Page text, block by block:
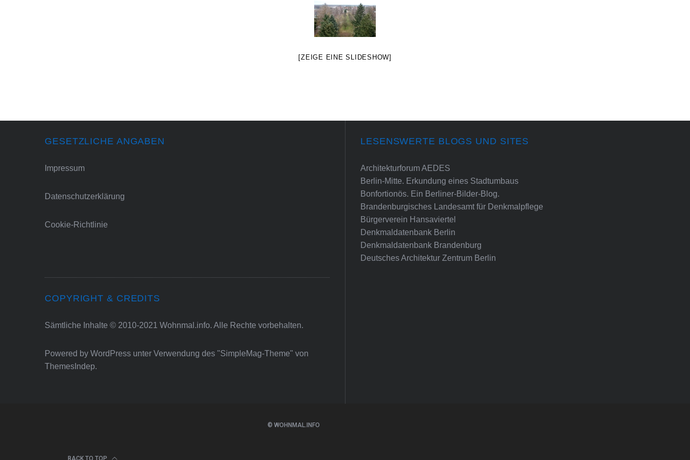
[ZEIGE EINE SLIDESHOW]
GESETZLICHE ANGABEN
Impressum
Datenschutzerklärung
Cookie-Richtlinie
COPYRIGHT & CREDITS
Sämtliche Inhalte © 2010-2021 Wohnmal.info. Alle Rechte vorbehalten.
Powered by WordPress unter Verwendung des "SimpleMag-Theme" von
ThemesIndep.
LESENSWERTE BLOGS UND SITES
Architekturforum AEDES
Berlin-Mitte. Erkundung eines Stadtumbaus
Bonfortionös. Ein Berliner-Bilder-Blog.
Brandenburgisches Landesamt für Denkmalpflege
Bürgerverein Hansaviertel
Denkmaldatenbank Berlin
Denkmaldatenbank Brandenburg
Deutsches Architektur Zentrum Berlin
© WOHNMAL.INFO
BACK TO TOP